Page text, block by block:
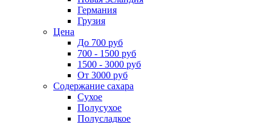
Германия
Грузия
Цена
До 700 руб
700 - 1500 руб
1500 - 3000 руб
От 3000 руб
Содержание сахара
Сухое
Полусухое
Полусладкое